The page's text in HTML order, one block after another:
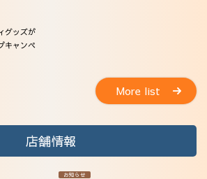
グッズが
キャンペ
More list
店舗情報
お知らせ